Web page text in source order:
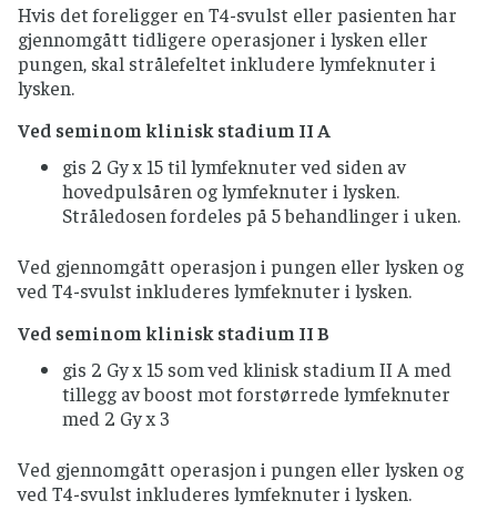
Hvis det foreligger en T4-svulst eller pasienten har
gjennomgått tidligere operasjoner i lysken eller
pungen, skal strålefeltet inkludere lymfeknuter i
lysken.
Ved seminom klinisk stadium II A
gis 2 Gy x 15 til lymfeknuter ved siden av
hovedpulsåren og lymfeknuter i lysken.
Stråledosen fordeles på 5 behandlinger i uken.
Ved gjennomgått operasjon i pungen eller lysken og
ved T4-svulst inkluderes lymfeknuter i lysken.
Ved seminom klinisk stadium II B
gis 2 Gy x 15 som ved klinisk stadium II A med
tillegg av boost mot forstørrede lymfeknuter
med 2 Gy x 3
Ved gjennomgått operasjon i pungen eller lysken og
ved T4-svulst inkluderes lymfeknuter i lysken.